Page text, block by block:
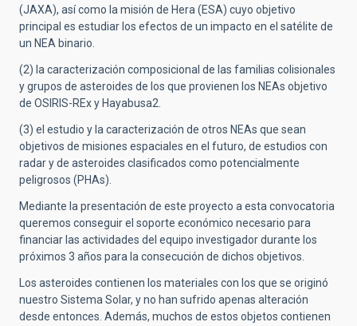
(JAXA), así como la misión de Hera (ESA) cuyo objetivo
principal es estudiar los efectos de un impacto en el satélite de
un NEA binario.
(2) la caracterización composicional de las familias colisionales
y grupos de asteroides de los que provienen los NEAs objetivo
de OSIRIS-REx y Hayabusa2.
(3) el estudio y la caracterización de otros NEAs que sean
objetivos de misiones espaciales en el futuro, de estudios con
radar y de asteroides clasificados como potencialmente
peligrosos (PHAs).
Mediante la presentación de este proyecto a esta convocatoria
queremos conseguir el soporte económico necesario para
financiar las actividades del equipo investigador durante los
próximos 3 años para la consecución de dichos objetivos.
Los asteroides contienen los materiales con los que se originó
nuestro Sistema Solar, y no han sufrido apenas alteración
desde entonces. Además, muchos de estos objetos contienen